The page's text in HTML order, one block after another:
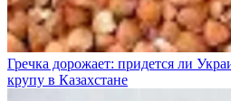
Гречка дорожает: придется ли
крупу в Казахстане